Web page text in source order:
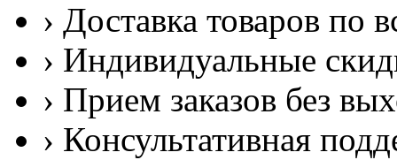
› Доставка товаров по
› Индивидуальные
› Прием заказов без
› Консультативная